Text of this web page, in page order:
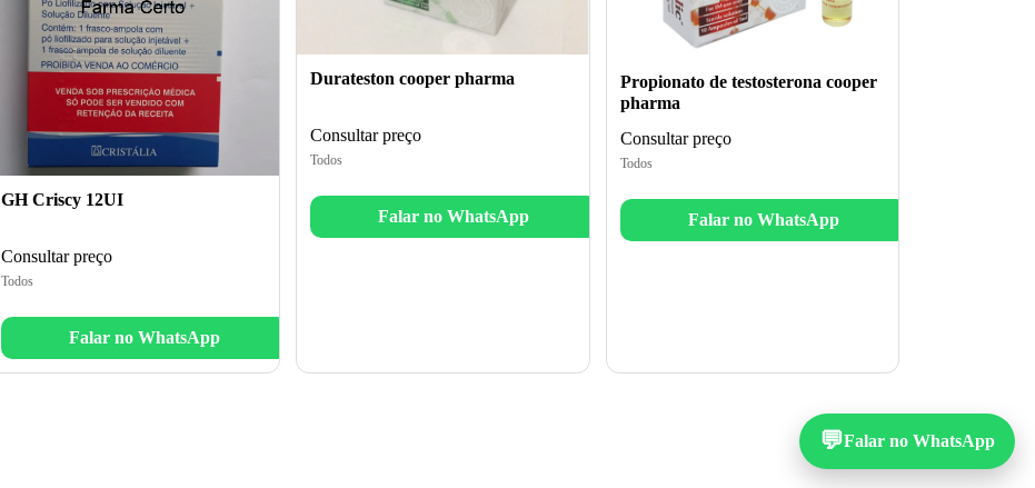
GH Criscy 12UI
Consultar preço
Todos
Falar no WhatsApp
Durateston cooper pharma
Consultar preço
Todos
Falar no WhatsApp
Propionato de testosterona cooper
pharma
Consultar preço
Todos
Falar no WhatsApp
💬Falar no WhatsApp